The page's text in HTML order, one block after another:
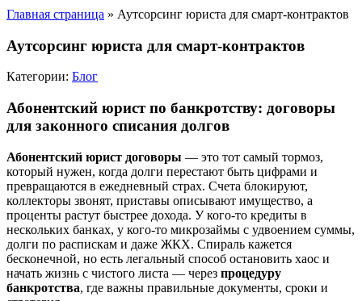
Главная страница » Аутсорсинг юриста для смарт-контрактов
Аутсорсинг юриста для смарт-контрактов
Категории: Блог
Абонентский юрист по банкротству: договоры
для законного списания долгов
Абонентский юрист договоры — это тот самый тормоз,
который нужен, когда долги перестают быть цифрами и
превращаются в ежедневный страх. Счета блокируют,
коллекторы звонят, приставы описывают имущество, а
проценты растут быстрее дохода. У кого-то кредиты в
нескольких банках, у кого-то микрозаймы с удвоением суммы,
долги по распискам и даже ЖКХ. Спираль кажется
бесконечной, но есть легальный способ остановить хаос и
начать жизнь с чистого листа — через процедуру
банкротства, где важны правильные документы, сроки и